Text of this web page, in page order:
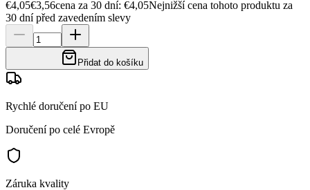
€4,05€3,56cena za 30 dní: €4,05Nejnižší cena tohoto produktu za
30 dní před zavedením slevy
Přidat do košíku
Rychlé doručení po EU
Doručení po celé Evropě
Záruka kvality